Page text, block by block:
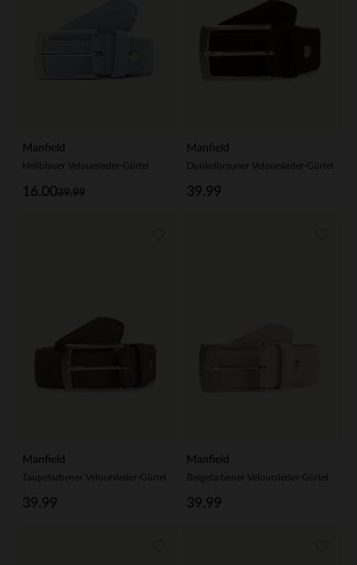
Manfield
Hellblauer Veloursleder-Gürtel
39.99
16.00
Manfield
Dunkelbrauner Veloursleder-Gürtel
39.99
Manfield
Taupefarbener Veloursleder-Gürtel
39.99
Manfield
Beigefarbener Veloursleder-Gürtel
39.99